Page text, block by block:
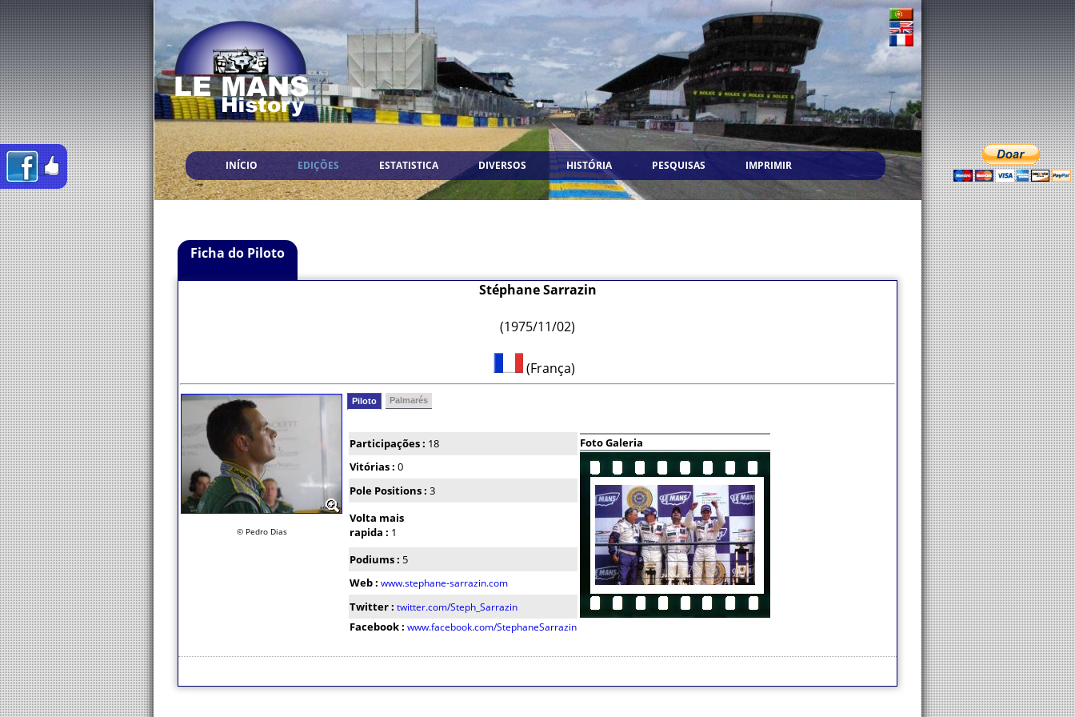
INÍCIO EDIÇÕES ESTATISTICA DIVERSOS HISTÓRIA PESQUISAS IMPRIMIR
Ficha do Piloto
Stéphane Sarrazin
(1975/11/02)
(França)
© Pedro Dias
Piloto Palmarés
Participações : 18
Foto Galeria
Vitórias : 0
Pole Positions : 3
Volta mais
rapida : 1
Podiums : 5
Web : www.stephane-sarrazin.com
Twitter : twitter.com/Steph_Sarrazin
Facebook : www.facebook.com/StephaneSarrazin